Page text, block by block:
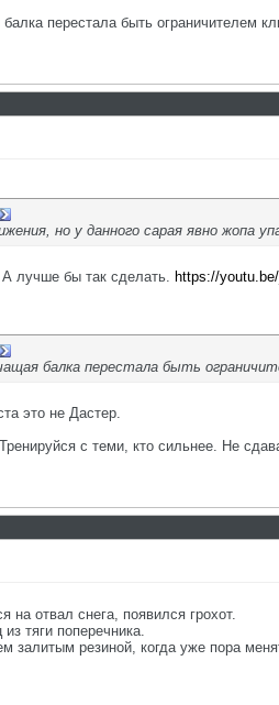
перестала быть ограничителем
но у данного сарая явно жопа
лучше бы так сделать. https://youtu.be/
балка перестала быть
это не Дастер.
с теми, кто сильнее. Не
на отвал снега, появился грохот.
тяги поперечника.
залитым резиной, когда уже пора